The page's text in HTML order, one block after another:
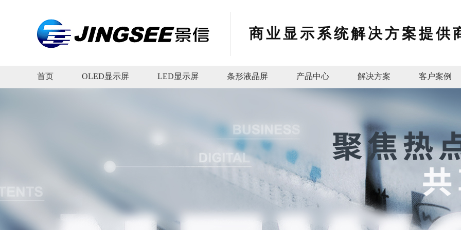
商业显示系统解决方案提供
首页 OLED显示屏 LED显示屏 条形液晶屏 产品中心 解决方案 客户案例